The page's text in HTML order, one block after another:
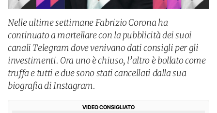
Nelle ultime settimane Fabrizio Corona ha
continuato a martellare con la pubblicità dei suoi
canali Telegram dove venivano dati consigli per gli
investimenti. Ora uno è chiuso, l’altro è bollato come
truffa e tutti e due sono stati cancellati dalla sua
biografia di Instagram.
VIDEO CONSIGLIATO